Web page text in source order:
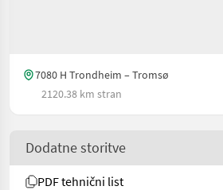
7080 H Trondheim – Tromsø
2120.38 km stran
Dodatne storitve
PDF tehnični list